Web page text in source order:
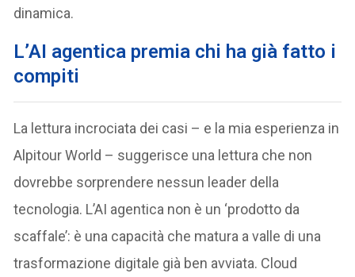
dinamica.
L’AI agentica premia chi ha già fatto i
compiti
La lettura incrociata dei casi – e la mia esperienza in
Alpitour World – suggerisce una lettura che non
dovrebbe sorprendere nessun leader della
tecnologia. L’AI agentica non è un ‘prodotto da
scaffale’: è una capacità che matura a valle di una
trasformazione digitale già ben avviata. Cloud